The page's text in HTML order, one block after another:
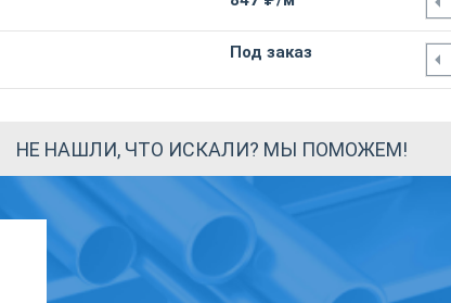
Под заказ
НЕ НАШЛИ, ЧТО ИСКАЛИ? МЫ ПОМОЖЕМ!